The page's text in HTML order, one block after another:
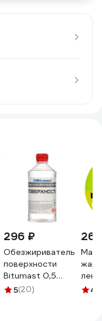
296 ₽
Обезжириватель
поверхности
Bitumast 0,5
л/0,35 кг
5(20) 4.7